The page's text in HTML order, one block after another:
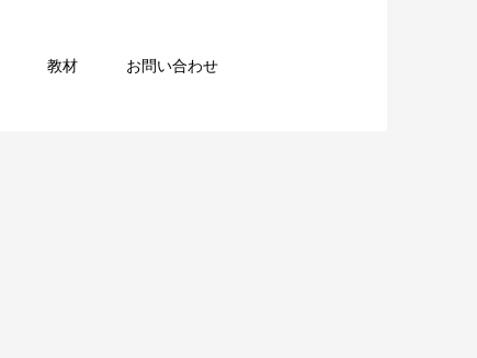
教材 お問い合わせ